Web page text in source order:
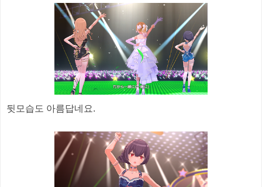
뒷모습도 아름답네요.